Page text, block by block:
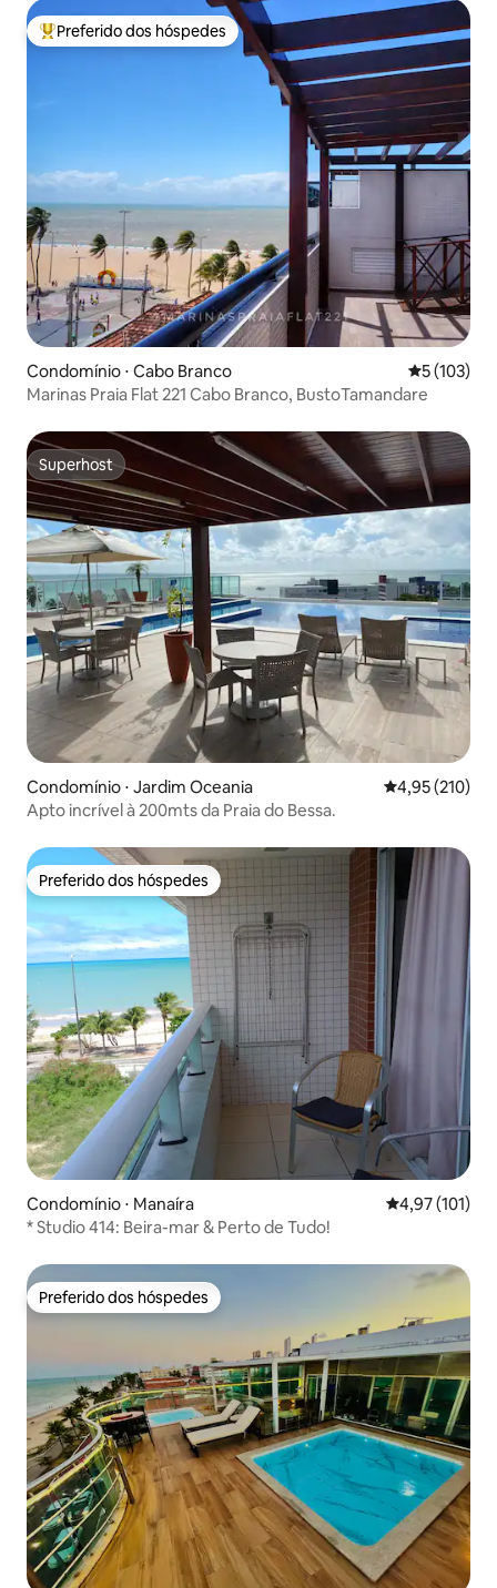
Entre os melhores preferidos dos hóspedes
Preferido dos hóspedes
Condomínio ⋅ Cabo Branco 5 de uma
5 (103)
Marinas Praia Flat 221 Cabo Branco, BustoTamandare
Superhost
Superhost
Condomínio ⋅ Jardim Oceania 4,95 de uma
4,95 (210)
Apto incrível à 200mts da Praia do Bessa.
Preferido dos hóspedes
Preferido dos hóspedes
Condomínio ⋅ Manaíra 4,97 de uma
4,97 (101)
* Studio 414: Beira-mar & Perto de Tudo!
Preferido dos hóspedes
Preferido dos hóspedes